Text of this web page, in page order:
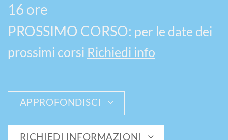
16 ore
PROSSIMO CORSO: per le date dei
prossimi corsi Richiedi info
APPROFONDISCI
RICHIEDI INFORMAZIONI